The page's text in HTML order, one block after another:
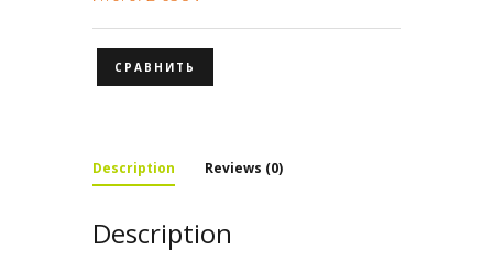
СРАВНИТЬ
Description Reviews (0)
Description